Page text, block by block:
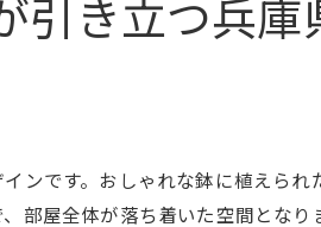
物と鉢で作る兵庫県のリラックス
葉植物とアートの融合による空間
然光を利用した観葉植物の配置方
引き立つ兵庫
ンです。おしゃれな鉢に植えら
部屋全体が落ち着いた空間とな